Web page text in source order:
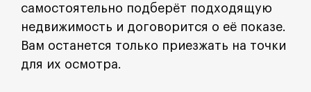
самостоятельно подберёт подходящую
недвижимость и договорится о её показе.
Вам останется только приезжать на точки
для их осмотра.